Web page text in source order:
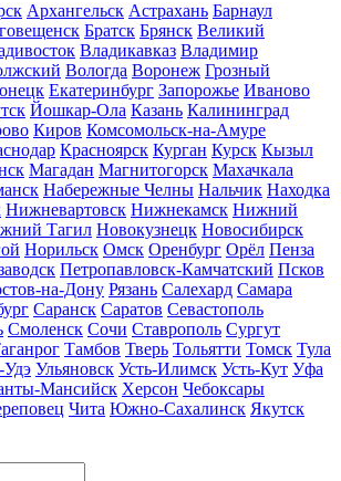
Архангельск Астрахань Барнаул
Братск Брянск Великий
Владикавказ Владимир
Вологда Воронеж Грозный
Екатеринбург Запорожье Иваново
Йошкар-Ола Казань Калининград
Киров Комсомольск-на-Амуре
Красноярск Курган Курск Кызыл
Магадан Магнитогорск Махачкала
Набережные Челны Нальчик Находка
Нижневартовск Нижнекамск Нижний
Тагил Новокузнецк Новосибирск
Норильск Омск Оренбург Орёл Пенза
Петропавловск-Камчатский Псков
на-Дону Рязань Салехард Самара
Саранск Саратов Севастополь
Смоленск Сочи Ставрополь Сургут
Тамбов Тверь Тольятти Томск Тула
Удэ Ульяновск Усть-Илимск Усть-Кут Уфа
Мансийск Херсон Чебоксары
Чита Южно-Сахалинск Якутск